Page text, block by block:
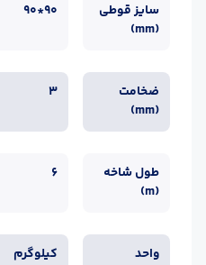
سایز قوطی
(mm)
90*90
ضخامت
(mm)
3
طول شاخه
(m)
6
واحد کیلوگرم